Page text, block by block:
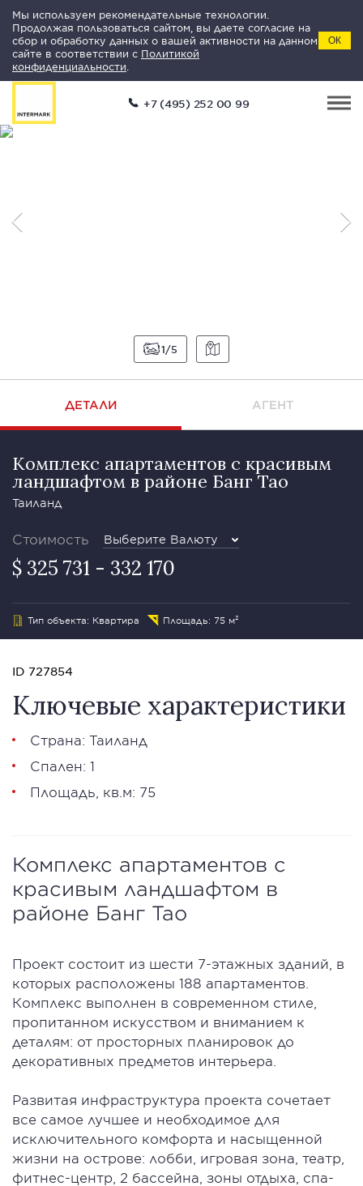
Мы используем рекомендательные технологии.
Продолжая пользоваться сайтом, вы даете согласие на
сбор и обработку данных о вашей активности на данном
сайте в соответствии с Политикой
конфиденциальности
ОК
+7 (495) 252 00 99
1 5
ДЕТАЛИ АГЕНТ
Комплекс апартаментов с красивым
ландшафтом в районе Банг Тао
Таиланд
Стоимость Выберите Валюту
$ 325 731 - 332 170
Тип объекта: Квартира Площадь: 75 м²
ID 727854
Ключевые характеристики
Страна: Таиланд
Спален: 1
Площадь, кв.м: 75
Комплекс апартаментов с
красивым ландшафтом в
районе Банг Тао
Проект состоит из шести 7-этажных зданий, в
которых расположены 188 апартаментов.
Комплекс выполнен в современном стиле,
пропитанном искусством и вниманием к
деталям: от просторных планировок до
декоративных предметов интерьера.
Развитая инфраструктура проекта сочетает
все самое лучшее и необходимое для
исключительного комфорта и насыщенной
жизни на острове: лобби, игровая зона, театр,
фитнес-центр, 2 бассейна, зоны отдыха, спа-